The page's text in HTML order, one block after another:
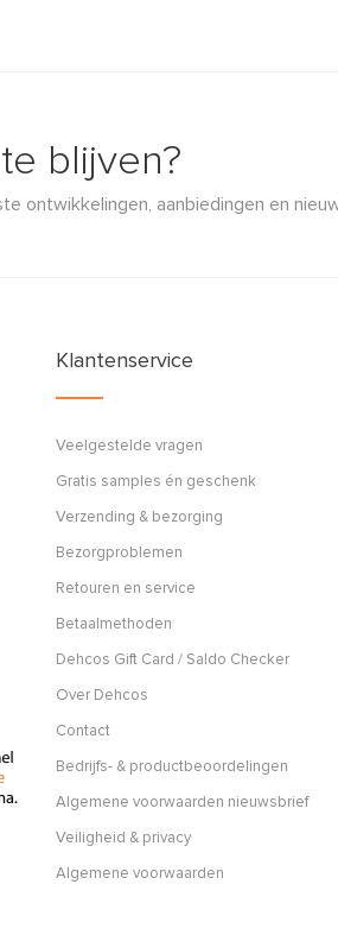
blijven?
ontwikkelingen, aanbiedingen en
Klantenservice
Veelgestelde vragen
Gratis samples én geschenk
Verzending & bezorging
Bezorgproblemen
Retouren en service
Betaalmethoden
Dehcos Gift Card / Saldo Checker
Over Dehcos
Contact
Bedrijfs- & productbeoordelingen
Algemene voorwaarden nieuwsbrief
Veiligheid & privacy
Algemene voorwaarden